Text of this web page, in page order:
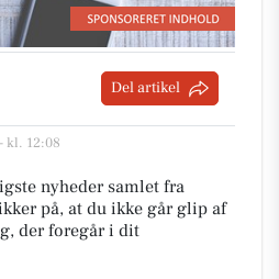
Del artikel
kl. 12:08
nyheder samlet fra
på, at du ikke går glip af
der foregår i dit